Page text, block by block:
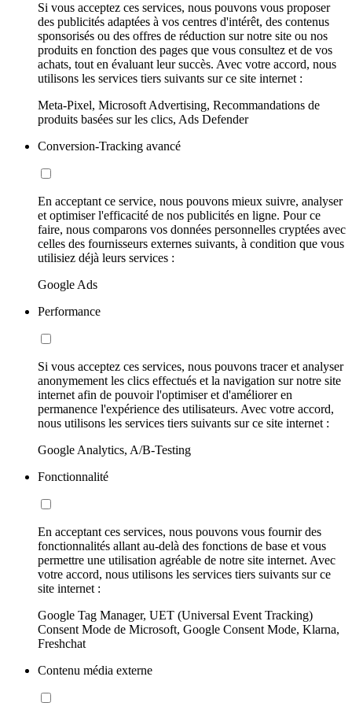
Si vous acceptez ces services, nous pouvons vous proposer
des publicités adaptées à vos centres d'intérêt, des contenus
sponsorisés ou des offres de réduction sur notre site ou nos
produits en fonction des pages que vous consultez et de vos
achats, tout en évaluant leur succès. Avec votre accord, nous
utilisons les services tiers suivants sur ce site internet :
Meta-Pixel, Microsoft Advertising, Recommandations de
produits basées sur les clics, Ads Defender
Conversion-Tracking avancé
En acceptant ce service, nous pouvons mieux suivre, analyser
et optimiser l'efficacité de nos publicités en ligne. Pour ce
faire, nous comparons vos données personnelles cryptées avec
celles des fournisseurs externes suivants, à condition que vous
utilisiez déjà leurs services :
Google Ads
Performance
Si vous acceptez ces services, nous pouvons tracer et analyser
anonymement les clics effectués et la navigation sur notre site
internet afin de pouvoir l'optimiser et d'améliorer en
permanence l'expérience des utilisateurs. Avec votre accord,
nous utilisons les services tiers suivants sur ce site internet :
Google Analytics, A/B-Testing
Fonctionnalité
En acceptant ces services, nous pouvons vous fournir des
fonctionnalités allant au-delà des fonctions de base et vous
permettre une utilisation agréable de notre site internet. Avec
votre accord, nous utilisons les services tiers suivants sur ce
site internet :
Google Tag Manager, UET (Universal Event Tracking)
Consent Mode de Microsoft, Google Consent Mode, Klarna,
Freshchat
Contenu média externe